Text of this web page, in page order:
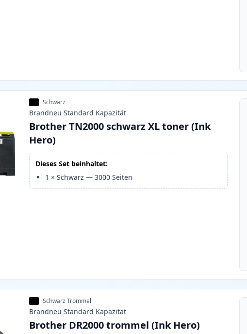
Schwarz
Brandneu Standard Kapazität
Brother TN2000 schwarz XL toner (Ink
Hero)
Dieses Set beinhaltet:
1 ×Schwarz —3000 Seiten
Schwarz Trommel
Brandneu Standard Kapazität
Brother DR2000 trommel (Ink Hero)